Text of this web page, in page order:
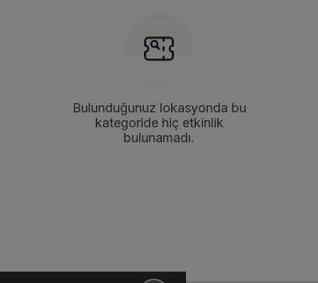
Bulunduğunuz lokasyonda bu
kategoride hiç etkinlik
bulunamadı.